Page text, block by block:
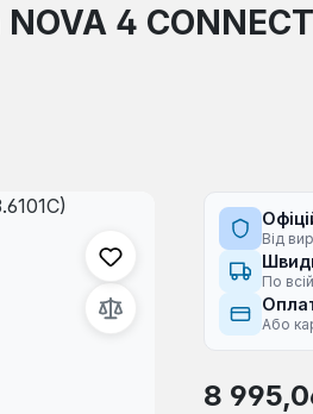
4
Від
По
Або
Звичайна
8